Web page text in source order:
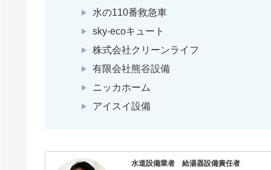
水の110番救急車
sky-ecoキュート
株式会社クリーンライフ
有限会社熊谷設備
ニッカホーム
アイスイ設備
水道設備業者 給湯器設備責任者